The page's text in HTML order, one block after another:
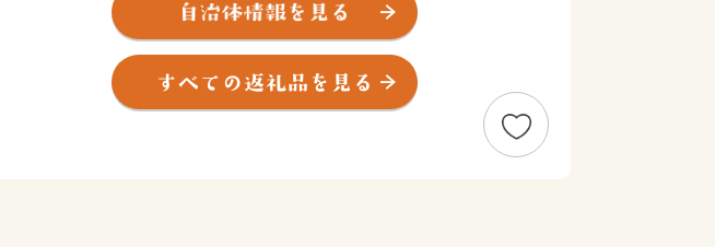
を併せ持つ「岐阜県の表玄関」羽島市は、このような自然豊かな地
で、交通の要衝としても大きく発展しています。
中部圏での経済・文化両面に果たす役割も極めて大きく、注目され
る都市の一つとして数えられています。